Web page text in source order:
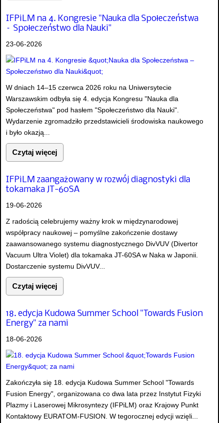
IFPiLM na 4. Kongresie "Nauka dla Społeczeństwa
– Społeczeństwo dla Nauki"
23-06-2026
W dniach 14–15 czerwca 2026 roku na Uniwersytecie
Warszawskim odbyła się 4. edycja Kongresu "Nauka dla
Społeczeństwa" pod hasłem "Społeczeństwo dla Nauki".
Wydarzenie zgromadziło przedstawicieli środowiska naukowego
i było okazją...
Czytaj więcej
IFPiLM zaangażowany w rozwój diagnostyki dla
tokamaka JT-60SA
19-06-2026
Z radością celebrujemy ważny krok w międzynarodowej
współpracy naukowej – pomyślne zakończenie dostawy
zaawansowanego systemu diagnostycznego DivVUV (Divertor
Vacuum Ultra Violet) dla tokamaka JT-60SA w Naka w Japonii.
Dostarczenie systemu DivVUV...
Czytaj więcej
18. edycja Kudowa Summer School "Towards Fusion
Energy" za nami
18-06-2026
Zakończyła się 18. edycja Kudowa Summer School "Towards
Fusion Energy", organizowana co dwa lata przez Instytut Fizyki
Plazmy i Laserowej Mikrosyntezy (IFPiLM) oraz Krajowy Punkt
Kontaktowy EURATOM-FUSION. W tegorocznej edycji wzięli...